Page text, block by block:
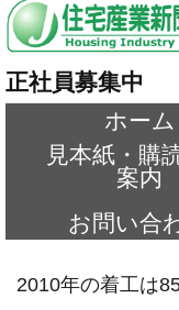
正社員募集中
ホーム
見本紙・購
案内
お問い合
2010年の着工は